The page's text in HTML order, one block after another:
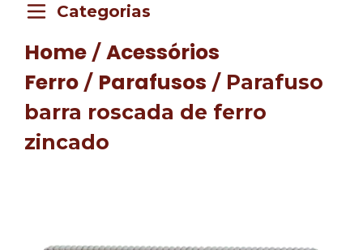
Categorias
Home / Acessórios
Ferro / Parafusos / Parafuso
barra roscada de ferro
zincado